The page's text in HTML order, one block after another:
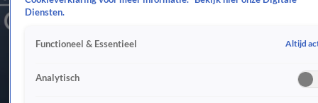
Diensten.
Functioneel & Essentieel Altijd
Analytisch